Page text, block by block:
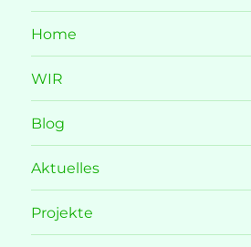
Home
WIR
Blog
Aktuelles
Projekte